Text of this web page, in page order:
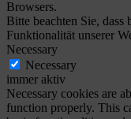
Browsers.
Bitte beachten Sie,
Funktionalität unserer
Necessary
Necessary
immer aktiv
Necessary cookies are
function properly. This